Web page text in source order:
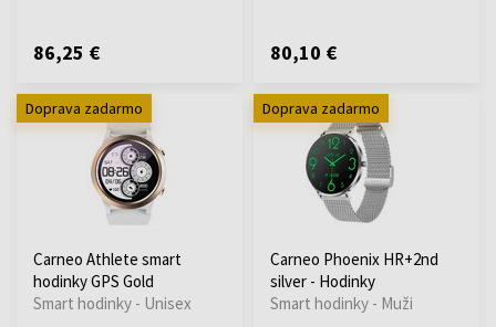
86,25 € 80,10 €
Doprava zadarmo
Carneo Athlete smart
hodinky GPS Gold
Smart hodinky - Unisex
Doprava zadarmo
Carneo Phoenix HR+2nd
silver - Hodinky
Smart hodinky - Muži